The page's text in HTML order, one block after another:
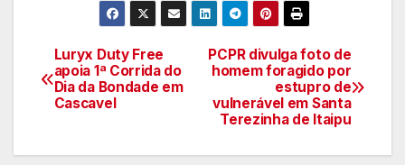
Navegação
de
PCPR divulga foto de
homem foragido por
estupro de
vulnerável em Santa
Terezinha de Itaipu
Luryx Duty Free
apoia 1ª Corrida do
Dia da Bondade em
Cascavel